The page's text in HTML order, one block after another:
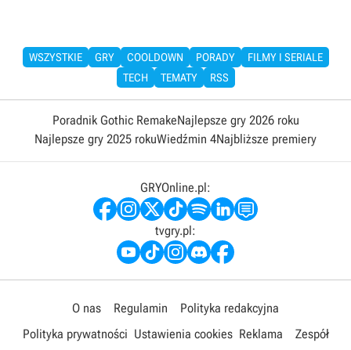
WSZYSTKIE GRY COOLDOWN PORADY
FILMY I SERIALE
TECH
TEMATY RSS
Poradnik Gothic RemakeNajlepsze gry 2026 roku
Najlepsze gry 2025 rokuWiedźmin 4Najbliższe premiery
GRYOnline.pl:
tvgry.pl:
O nas Regulamin
Polityka redakcyjna
Polityka prywatności Ustawienia cookies Reklama Zespół